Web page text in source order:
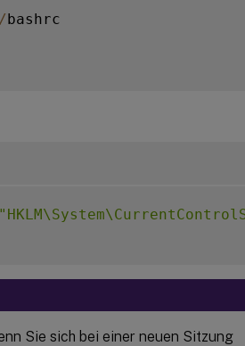
/bashrc
Sie sich bei einer neuen Sitzung